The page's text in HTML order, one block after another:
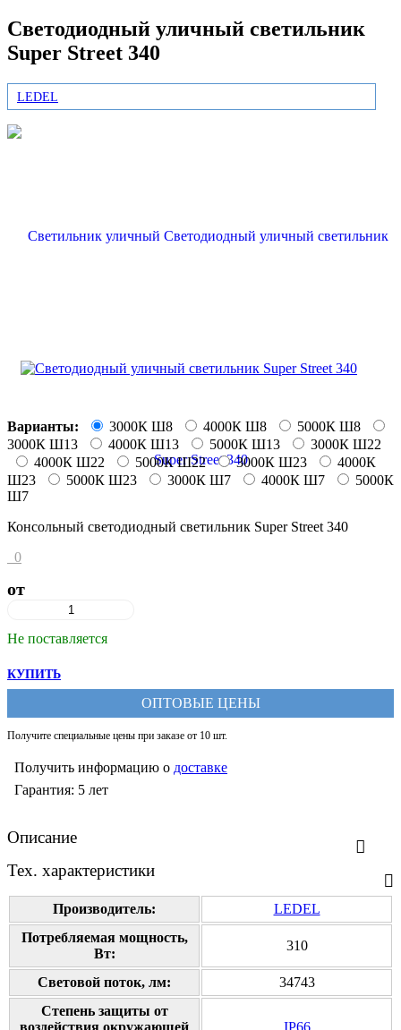
Светодиодный уличный светильник
Super Street 340
LEDEL
Варианты: 3000К Ш8 4000К Ш8
5000К Ш8
3000К Ш13
4000К Ш13 5000К Ш13
3000К Ш22
4000К Ш22
5000К Ш22 3000К Ш23
4000К
Ш23
5000К Ш23 3000К Ш7 4000К Ш7
5000К
Ш7
Консольный светодиодный светильник Super Street 340
0
от
Не поставляется
КУПИТЬ
ОПТОВЫЕ ЦЕНЫ
Получите специальные цены при заказе от 10 шт.
Получить информацию о доставке
Гарантия: 5 лет
Описание
Тех. характеристики
Производитель:
LEDEL
Потребляемая мощность,
Вт:
310
Cветовой поток, лм:
34743
Степень защиты от
воздействия окружающей
IP66